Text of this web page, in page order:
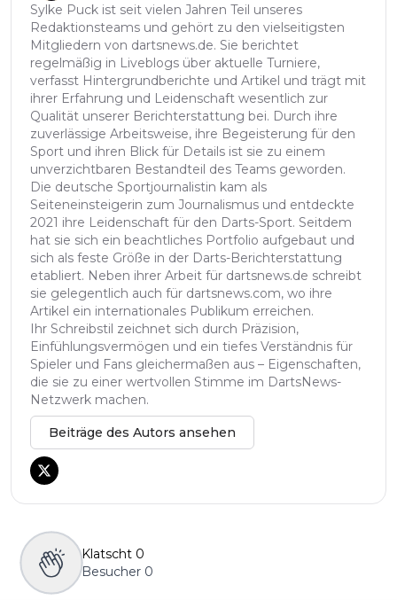
Sylke Puck ist seit vielen Jahren Teil unseres
Redaktionsteams und gehört zu den vielseitigsten
Mitgliedern von dartsnews.de. Sie berichtet
regelmäßig in Liveblogs über aktuelle Turniere,
verfasst Hintergrundberichte und Artikel und trägt mit
ihrer Erfahrung und Leidenschaft wesentlich zur
Qualität unserer Berichterstattung bei. Durch ihre
zuverlässige Arbeitsweise, ihre Begeisterung für den
Sport und ihren Blick für Details ist sie zu einem
unverzichtbaren Bestandteil des Teams geworden.
Die deutsche Sportjournalistin kam als
Seiteneinsteigerin zum Journalismus und entdeckte
2021 ihre Leidenschaft für den Darts-Sport. Seitdem
hat sie sich ein beachtliches Portfolio aufgebaut und
sich als feste Größe in der Darts-Berichterstattung
etabliert. Neben ihrer Arbeit für dartsnews.de schreibt
sie gelegentlich auch für dartsnews.com, wo ihre
Artikel ein internationales Publikum erreichen.
Ihr Schreibstil zeichnet sich durch Präzision,
Einfühlungsvermögen und ein tiefes Verständnis für
Spieler und Fans gleichermaßen aus – Eigenschaften,
die sie zu einer wertvollen Stimme im DartsNews-
Netzwerk machen.
Beiträge des Autors ansehen
Klatscht 0
Besucher 0